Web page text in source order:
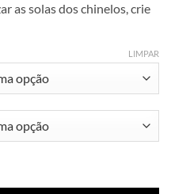
as solas dos chinelos, crie
LIMPAR